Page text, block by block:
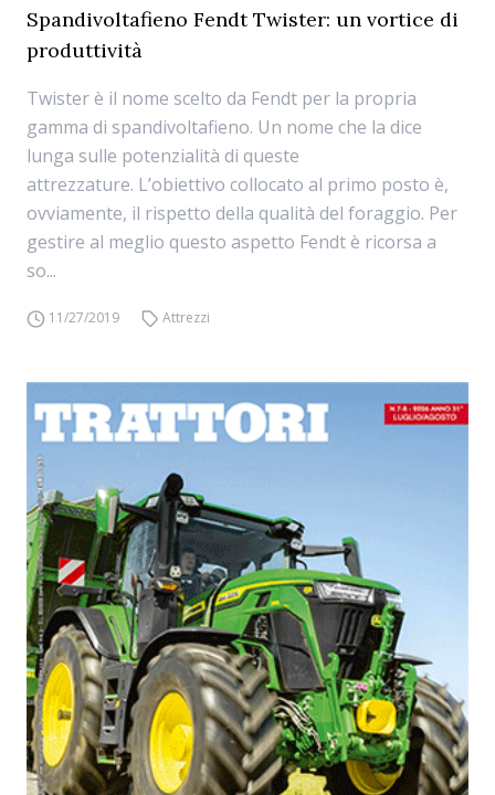
Spandivoltafieno Fendt Twister: un vortice di
produttività
Twister è il nome scelto da Fendt per la propria
gamma di spandivoltafieno. Un nome che la dice
lunga sulle potenzialità di queste
attrezzature. L’obiettivo collocato al primo posto è,
ovviamente, il rispetto della qualità del foraggio. Per
gestire al meglio questo aspetto Fendt è ricorsa a
so...
11/27/2019 Attrezzi